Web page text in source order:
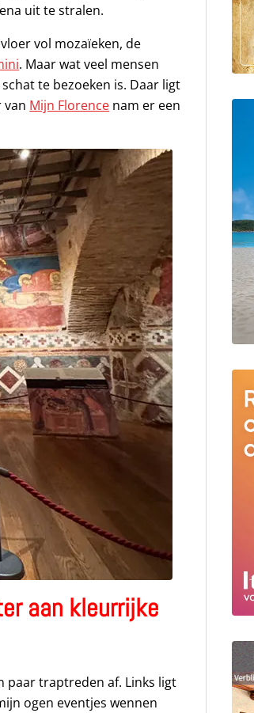
uit te stralen.
vol mozaïeken, de
. Maar wat veel mensen
te bezoeken is. Daar ligt
van Mijn Florence nam er een
aan kleurrijke
paar traptreden af. Links ligt
ogen eventjes wennen